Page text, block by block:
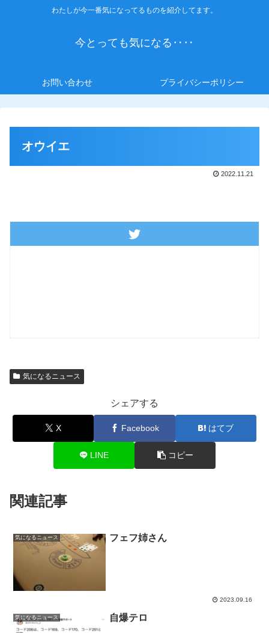
わたしが今一番気になってるものを紹介してます。
今とっても気になる‥‥
お問い合わせ プライバシーポリシー
オウイエ
2022.11.21
気になるニュース
シェアする
X Facebook はてブ
LINE コピー
関連記事
気になるニュース フェフ姉さん
2023.09.16
気になるニュース 自爆テロ